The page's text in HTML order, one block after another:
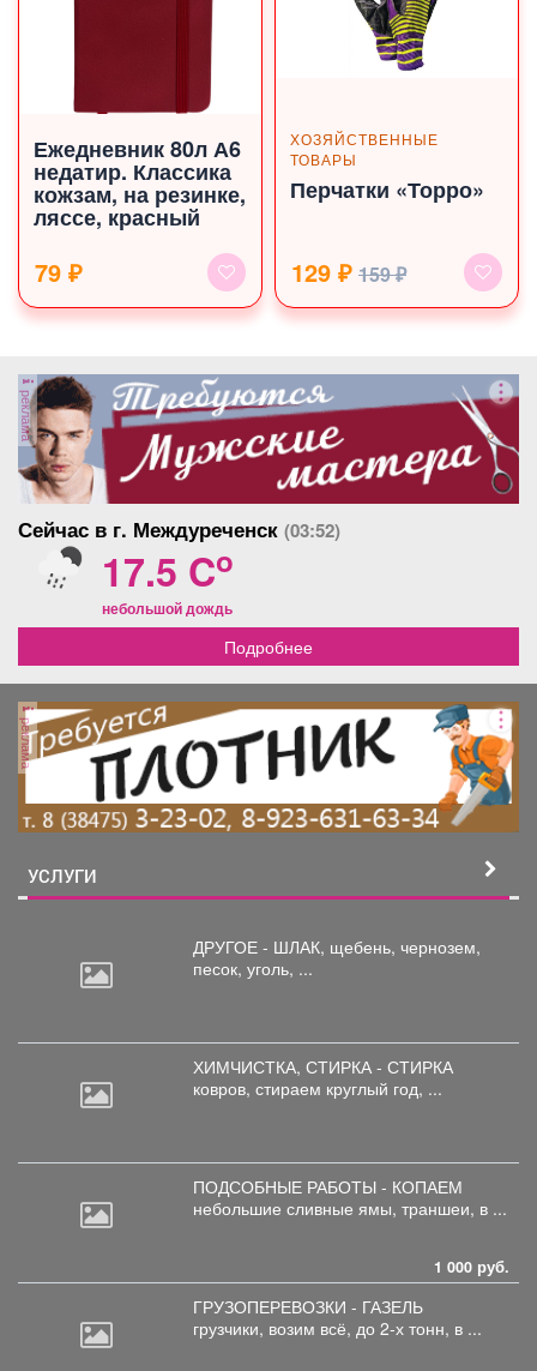
Ежедневник 80л А6
недатир. Классика
кожзам, на резинке,
ляссе, красный
79 ₽
ХОЗЯЙСТВЕННЫЕ
ТОВАРЫ
Перчатки «Торро»
129 ₽ 159 ₽
реклама
Сейчас в г. Междуреченск (03:52)
17.5 Co
небольшой дождь
Подробнее
реклама
УСЛУГИ
ДРУГОЕ - ШЛАК, щебень, чернозем,
песок, уголь, ...
ХИМЧИСТКА, СТИРКА - СТИРКА
ковров, стираем круглый год, ...
ПОДСОБНЫЕ РАБОТЫ - КОПАЕМ
небольшие сливные ямы, траншеи, в ...
1 000 руб.
ГРУЗОПЕРЕВОЗКИ - ГАЗЕЛЬ
грузчики, возим всё, до 2-х тонн, в ...